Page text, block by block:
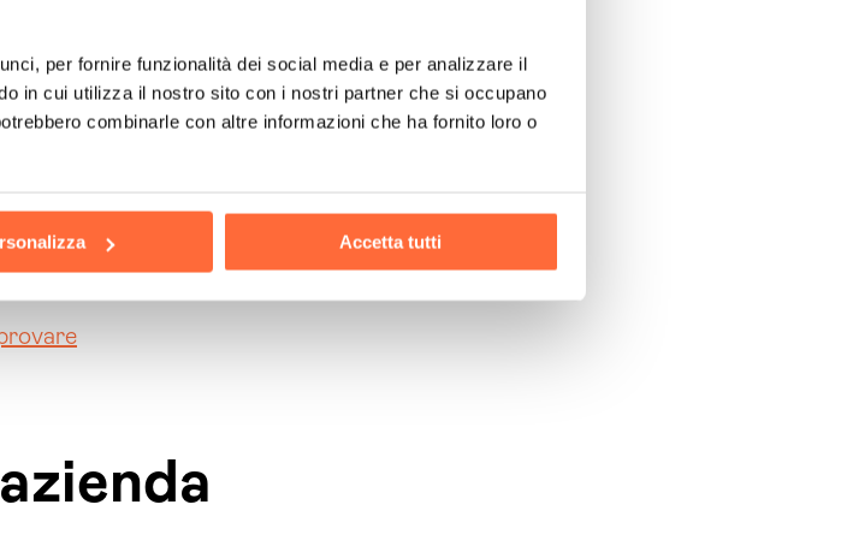
per fornire funzionalità dei social media e per analizzare il
in cui utilizza il nostro sito con i nostri partner che si occupano
combinarle con altre informazioni che ha fornito loro o
Accetta tutti
Considera di
a crescere.
esigenze;
solleva questioni
per garantire la